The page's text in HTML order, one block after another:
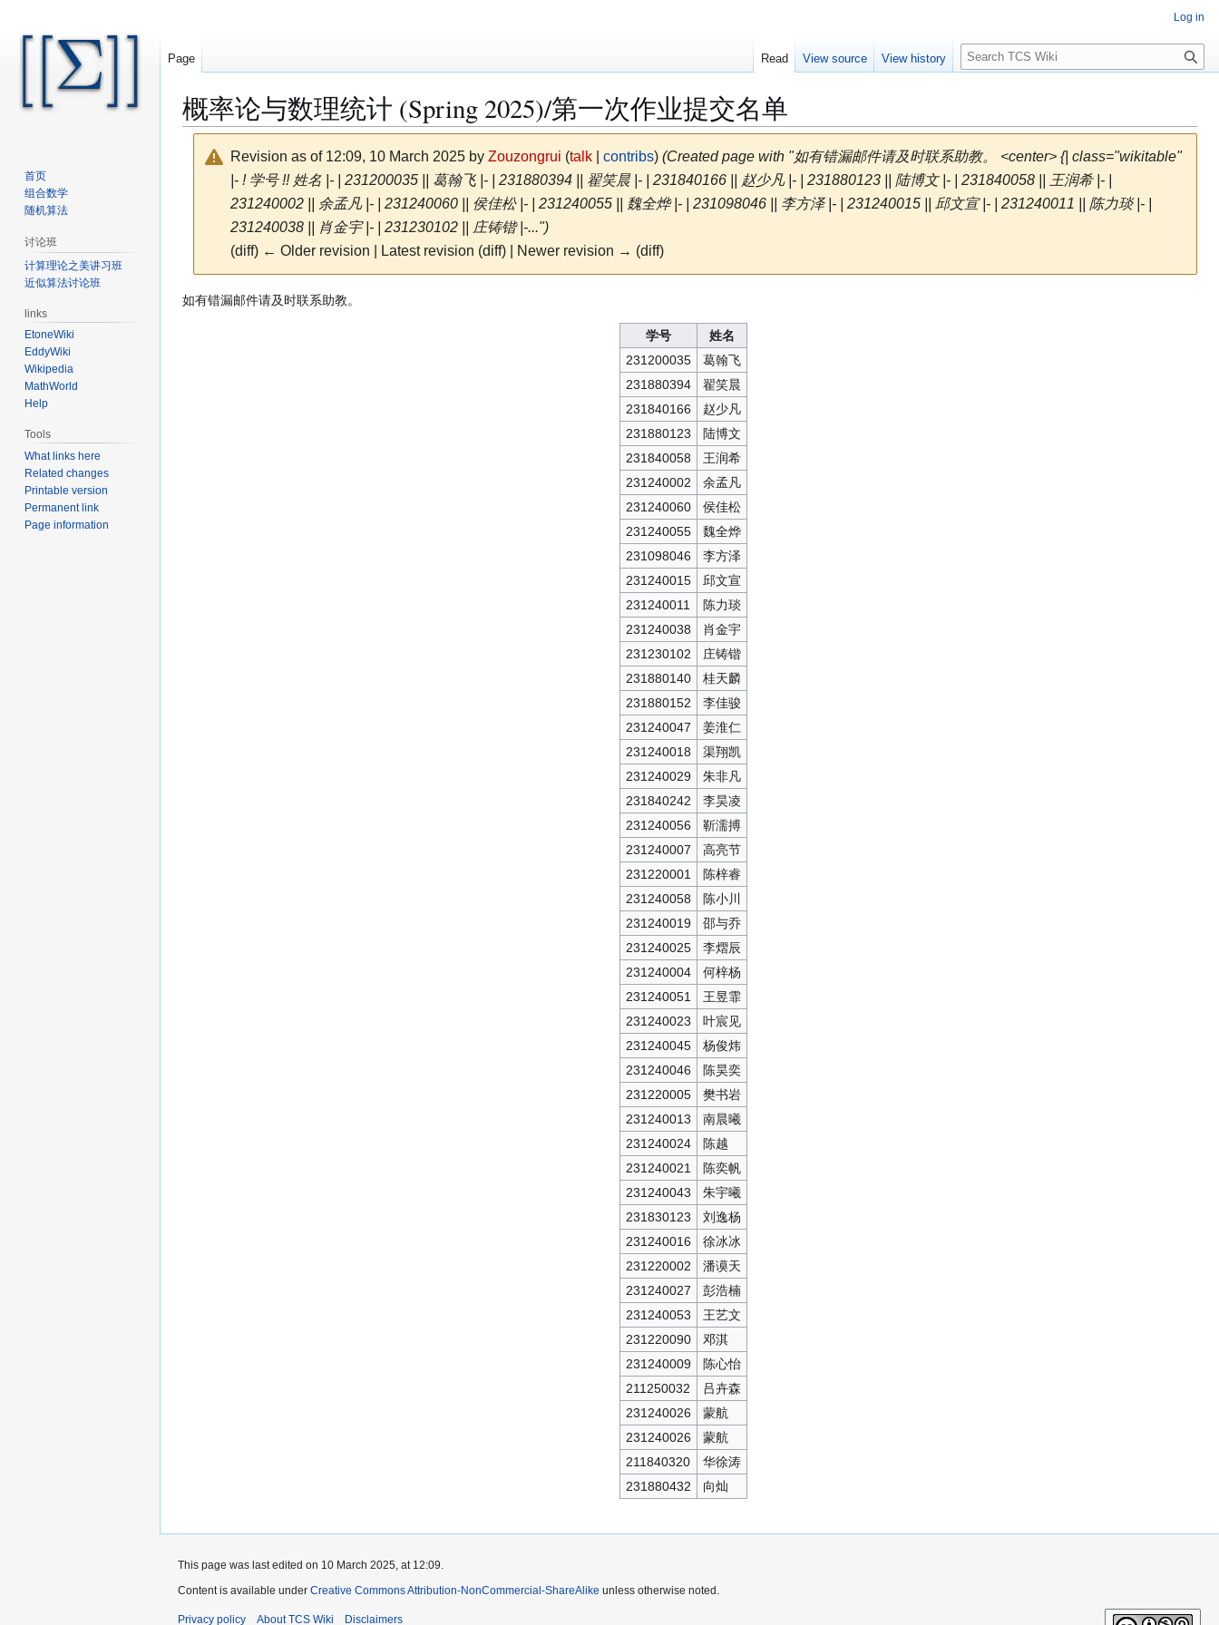
概率论与数理统计 (Spring 2025)/第一次作业提交名单
Revision as of 12:09, 10 March 2025 by Zouzongrui (talk| contribs) (Created page with "如有错漏邮件请及时联系助教。 <center> {| class="wikitable"
|- ! 学号 !! 姓名 |- | 231200035 || 葛翰飞 |- | 231880394 || 翟笑晨 |- | 231840166 || 赵少凡 |- | 231880123 || 陆博文 |- | 231840058 || 王润希 |- |
231240002 || 余孟凡 |- | 231240060 || 侯佳松 |- | 231240055 || 魏全烨 |- | 231098046 || 李方泽 |- | 231240015 || 邱文宣 |- | 231240011 || 陈力琰 |- |
231240038 || 肖金宇 |- | 231230102 || 庄铸锴 |-...")
(diff) ← Older revision | Latest revision (diff) | Newer revision → (diff)
Jump
Jump
如有错漏邮件请及时联系助教。
学号
姓名
231200035
葛翰飞
231880394
翟笑晨
231840166
赵少凡
231880123
陆博文
231840058
王润希
231240002
余孟凡
231240060
侯佳松
231240055
魏全烨
231098046
李方泽
231240015
邱文宣
231240011
陈力琰
231240038
肖金宇
231230102
庄铸锴
231880140
桂天麟
231880152
李佳骏
231240047
姜淮仁
231240018
渠翔凯
231240029
朱非凡
231840242
李昊凌
231240056
靳濡搏
231240007
高亮节
231220001
陈梓睿
231240058
陈小川
231240019
邵与乔
231240025
李熠辰
231240004
何梓杨
231240051
王昱霏
231240023
叶宸见
231240045
杨俊炜
231240046
陈昊奕
231220005
樊书岩
231240013
南晨曦
231240024
陈越
231240021
陈奕帆
231240043
朱宇曦
231830123
刘逸杨
231240016
徐冰冰
231220002
潘谟天
231240027
彭浩楠
231240053
王艺文
231220090
邓淇
231240009
陈心怡
211250032
吕卉森
231240026
蒙航
231240026
蒙航
211840320
华徐涛
231880432
向灿
Log in
Page Read View source View history
S
e
c
h
首页
组合数学
随机算法
讨论班
计算理论之美讲习班
近似算法讨论班
links
EtoneWiki
EddyWiki
Wikipedia
MathWorld
Help
Tools
What links here
Related changes
Printable version
Permanent link
Page information
This page was last edited on 10 March 2025, at 12:09.
Content is available under Creative Commons Attribution-NonCommercial-ShareAlike unless otherwise noted.
Privacy policy About TCS Wiki Disclaimers